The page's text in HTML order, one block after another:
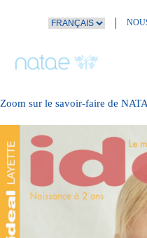
Zoom sur le savoir-faire de